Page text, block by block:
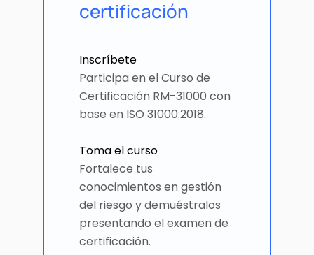
certificación
Inscríbete
Participa en el Curso de
Certificación RM-31000 con
base en ISO 31000:2018.
Toma el curso
Fortalece tus
conocimientos en gestión
del riesgo y demuéstralos
presentando el examen de
certificación.